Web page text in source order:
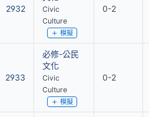
2932
Civic
Culture
模擬
0-2
2933
必修-公民
文化
Civic
Culture
模擬
0-2